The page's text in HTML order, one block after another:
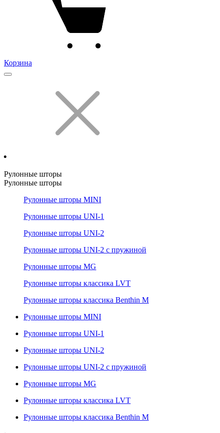
Корзина
Рулонные шторы
Рулонные шторы
Рулонные шторы MINI
Рулонные шторы UNI-1
Рулонные шторы UNI-2
Рулонные шторы UNI-2 с пружиной
Рулонные шторы MG
Рулонные шторы классика LVT
Рулонные шторы классика Benthin M
Рулонные шторы MINI
Рулонные шторы UNI-1
Рулонные шторы UNI-2
Рулонные шторы UNI-2 с пружиной
Рулонные шторы MG
Рулонные шторы классика LVT
Рулонные шторы классика Benthin M